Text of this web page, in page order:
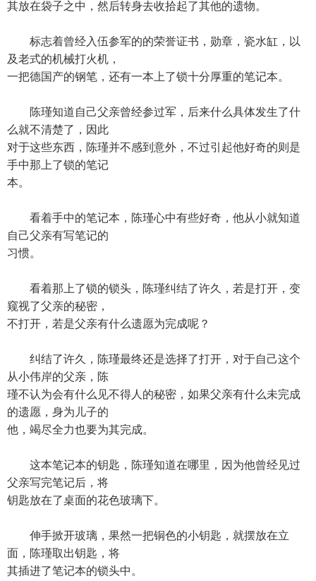
其放在袋子之中，然后转身去收拾起了其他的遗物。
标志着曾经入伍参军的的荣誉证书，勋章，瓷水缸，以
及老式的机械打火机，
一把德国产的钢笔，还有一本上了锁十分厚重的笔记本。
陈瑾知道自己父亲曾经参过军，后来什么具体发生了什
么就不清楚了，因此
对于这些东西，陈瑾并不感到意外，不过引起他好奇的则是
手中那上了锁的笔记
本。
看着手中的笔记本，陈瑾心中有些好奇，他从小就知道
自己父亲有写笔记的
习惯。
看着那上了锁的锁头，陈瑾纠结了许久，若是打开，变
窥视了父亲的秘密，
不打开，若是父亲有什么遗愿为完成呢？
纠结了许久，陈瑾最终还是选择了打开，对于自己这个
从小伟岸的父亲，陈
瑾不认为会有什么见不得人的秘密，如果父亲有什么未完成
的遗愿，身为儿子的
他，竭尽全力也要为其完成。
这本笔记本的钥匙，陈瑾知道在哪里，因为他曾经见过
父亲写完笔记后，将
钥匙放在了桌面的花色玻璃下。
伸手掀开玻璃，果然一把铜色的小钥匙，就摆放在立
面，陈瑾取出钥匙，将
其插进了笔记本的锁头中。